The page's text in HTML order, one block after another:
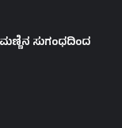
ಸುಗಂಧದಿಂದ